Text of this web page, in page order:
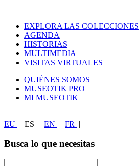
EXPLORA LAS COLECCIONES
AGENDA
HISTORIAS
MULTIMEDIA
VISITAS VIRTUALES
QUIÉNES SOMOS
MUSEOTIK PRO
MI MUSEOTIK
EU ES EN FR
Busca lo que necesitas